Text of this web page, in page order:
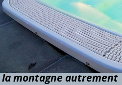
montagne autrement